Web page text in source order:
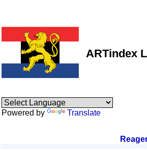
ARTindex
Powered by Translate